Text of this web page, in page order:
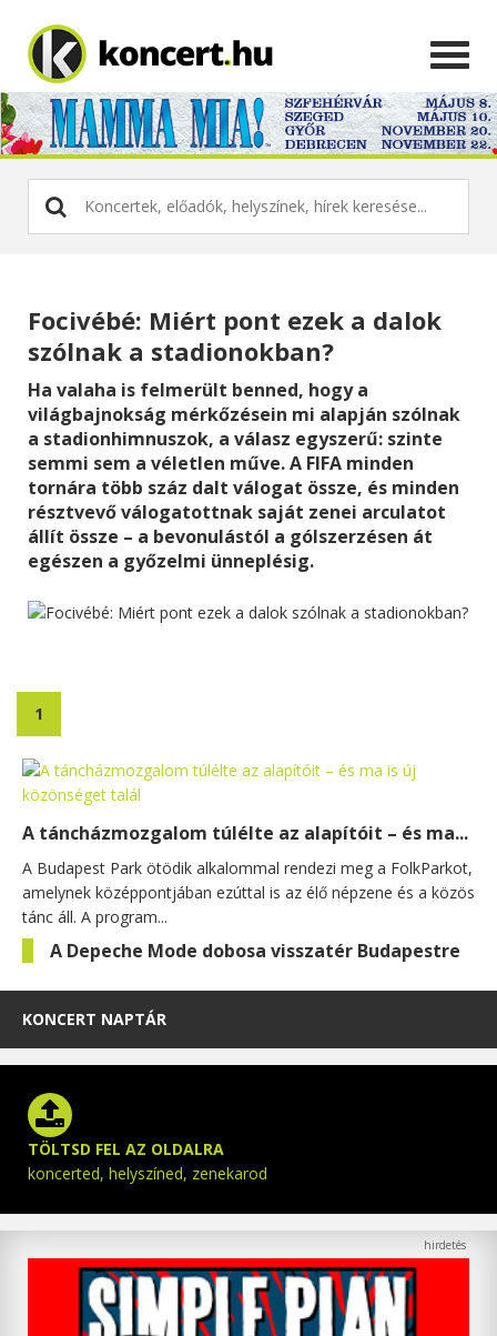
Focivébé: Miért pont ezek a dalok
szólnak a stadionokban?
Ha valaha is felmerült benned, hogy a
világbajnokság mérkőzésein mi alapján szólnak
a stadionhimnuszok, a válasz egyszerű: szinte
semmi sem a véletlen műve. A FIFA minden
tornára több száz dalt válogat össze, és minden
résztvevő válogatottnak saját zenei arculatot
állít össze – a bevonulástól a gólszerzésen át
egészen a győzelmi ünneplésig.
1
A táncházmozgalom túlélte az alapítóit – és ma...
A Budapest Park ötödik alkalommal rendezi meg a FolkParkot,
amelynek középpontjában ezúttal is az élő népzene és a közös
tánc áll. A program...
A Depeche Mode dobosa visszatér Budapestre
KONCERT NAPTÁR
TÖLTSD FEL AZ OLDALRA
koncerted, helyszíned, zenekarod